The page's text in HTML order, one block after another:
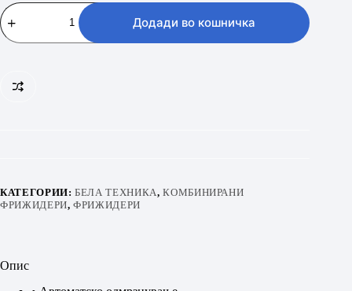
FUEGO
FGTM
217
Додади во кошничка
КАТЕГОРИИ:БЕЛА ТЕХНИКА,КОМБИНИРАНИ
ФРИЖИДЕРИ,ФРИЖИДЕРИ
Опис